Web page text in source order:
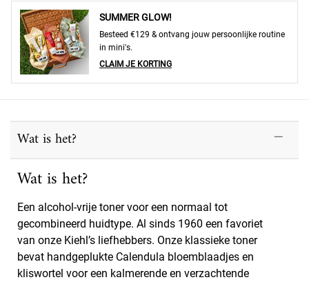
SUMMER GLOW!
Besteed €129 & ontvang jouw persoonlijke routine
in mini's.
CLAIM JE KORTING
Wat is het?
Wat is het?
Een alcohol-vrije toner voor een normaal tot
gecombineerd huidtype. Al sinds 1960 een favoriet
van onze Kiehl’s liefhebbers. Onze klassieke toner
bevat handgeplukte Calendula bloemblaadjes en
kliswortel voor een kalmerende en verzachtende